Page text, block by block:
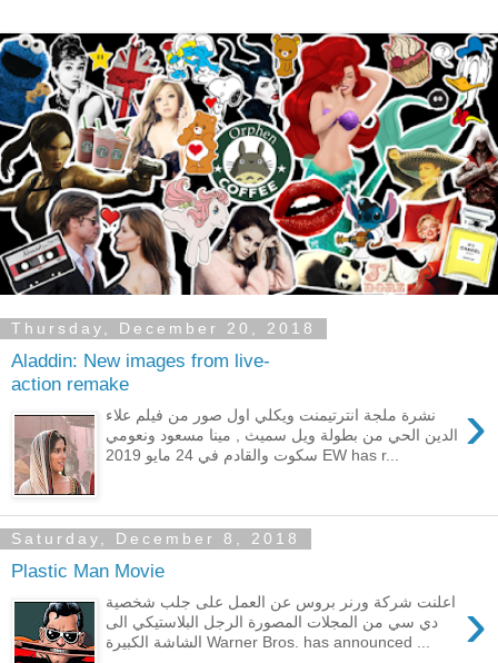
Thursday, December 20, 2018
Aladdin: New images from live-
action remake
›
نشرة ملجة انترتيمنت ويكلي اول صور من فيلم علاء
الدين الحي من بطولة ويل سميث , مينا مسعود ونعومي
سكوت والقادم في 24 مايو 2019 EW has r...
Saturday, December 8, 2018
Plastic Man Movie
›
اعلنت شركة ورنر بروس عن العمل على جلب شخصية
دي سي من المجلات المصورة الرجل البلاستيكي الى
الشاشة الكبيرة Warner Bros. has announced ...